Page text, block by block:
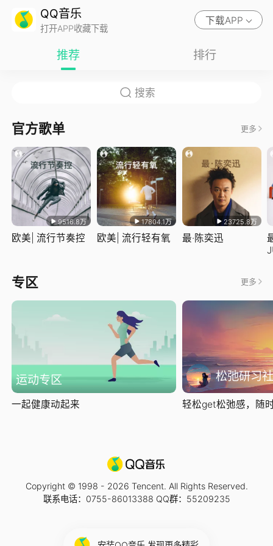
QQ音乐
打开APP收藏下载
下载APP
推荐 排行
官方歌单 更多
9516.8万
欧美| 流行节奏控
17804.1万
欧美| 流行轻有氧
23725.8万
最·陈奕迅
专区 更多
运动专区
一起健康动起来
松弛研习社
轻松get松弛感，随
Copyright © 1998 - 2026 Tencent. All Rights Reserved.
联系电话：0755-86013388 QQ群：55209235